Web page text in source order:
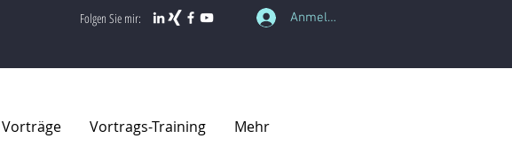
Folgen Sie mir: Anmelden
Vorträge Vortrags-Training Mehr